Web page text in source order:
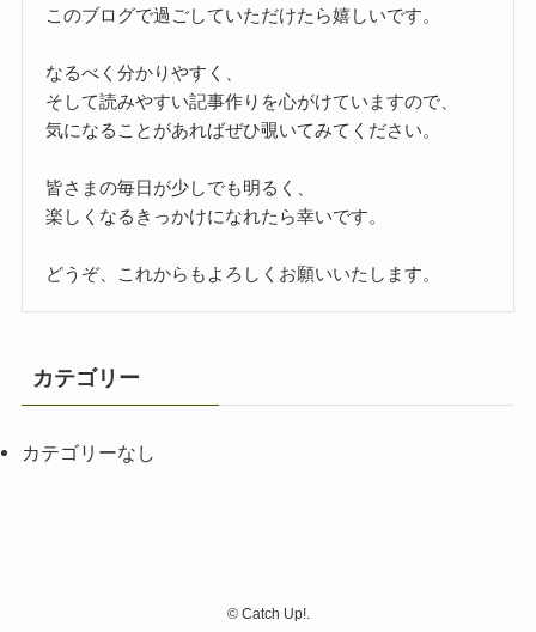
このブログで過ごしていただけたら嬉しいです。
なるべく分かりやすく、
そして読みやすい記事作りを心がけていますので、
気になることがあればぜひ覗いてみてください。
皆さまの毎日が少しでも明るく、
楽しくなるきっかけになれたら幸いです。
どうぞ、これからもよろしくお願いいたします。
カテゴリー
カテゴリーなし
©Catch Up!.